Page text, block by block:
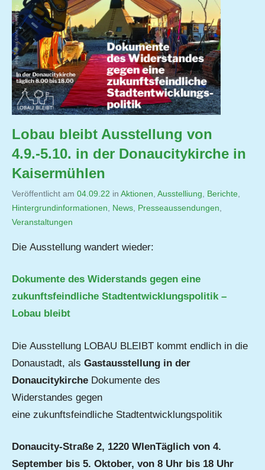
Lobau bleibt Ausstellung von
4.9.-5.10. in der Donaucitykirche in
Kaisermühlen
Veröffentlicht am 04.09.22 von
Jutta
in Aktionen Ausstelliung Berichte
Hintergrundinformationen
News Presseaussendungen
Veranstaltungen
Die Ausstellung wandert wieder:
Dokumente des Widerstands gegen eine
zukunftsfeindliche Stadtentwicklungspolitik –
Lobau bleibt
Die Ausstellung LOBAU BLEIBT kommt endlich in die
Donaustadt, als Gastausstellung in der
Donaucitykirche Dokumente des
Widerstandes gegen
eine zukunftsfeindliche Stadtentwicklungspolitik
Donaucity-Straße 2, 1220 WIenTäglich von 4.
September bis 5. Oktober, von 8 Uhr bis 18 Uhr